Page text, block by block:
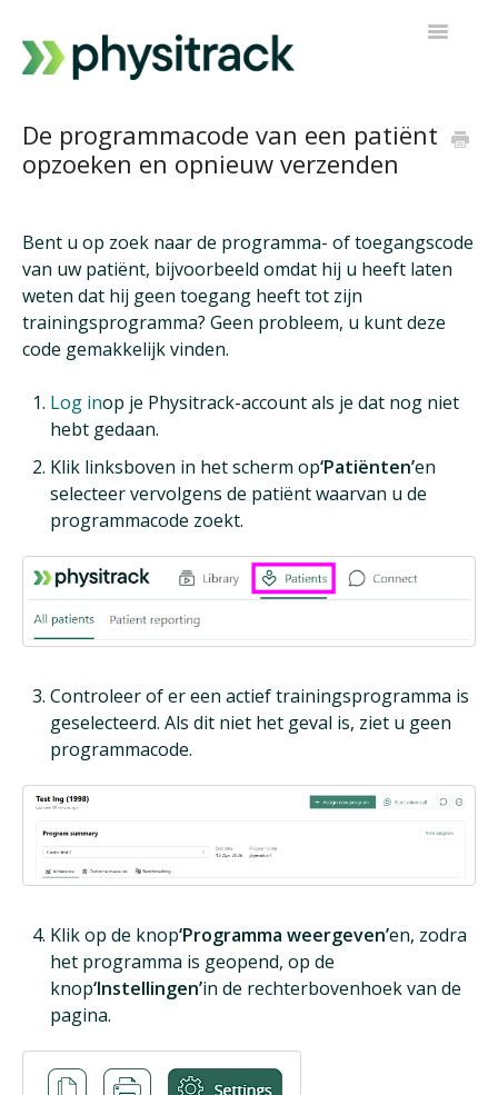
Navigatie
PT Direct
De programmacode van een patiënt
opzoeken en opnieuw verzenden
Bent u op zoek naar de programma- of toegangscode
van uw patiënt, bijvoorbeeld omdat hij u heeft laten
weten dat hij geen toegang heeft tot zijn
trainingsprogramma? Geen probleem, u kunt deze
code gemakkelijk vinden.
Log inop je Physitrack-account als je dat nog niet
hebt gedaan.
Klik linksboven in het scherm op‘Patiënten’en
selecteer vervolgens de patiënt waarvan u de
programmacode zoekt.
Controleer of er een actief trainingsprogramma is
geselecteerd. Als dit niet het geval is, ziet u geen
programmacode.
Klik op de knop‘Programma weergeven’en, zodra
het programma is geopend, op de
knop‘Instellingen’in de rechterbovenhoek van de
pagina.